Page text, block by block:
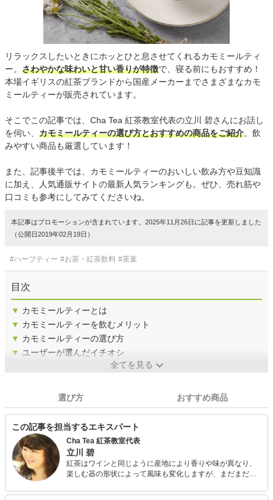
リラックスしたいときにホッとひと息させてくれるカモミールティ
ー。 さわやかな味わいと甘い香りが特徴で、寝る前にもおすすめ！
本場イギリスの紅茶ブランドから国産メーカーまでさまざまなカモ
ミールティーが販売されています。
そこでこの記事では、Cha Tea 紅茶教室代表の立川 碧さんにお話し
を伺い、 カモミールティーの選び方とおすすめの商品をご紹介。飲
みやすい商品も厳選しています！
また、記事後半では、カモミールティーのおいしい飲み方や豆知識
に加え、人気通販サイトの最新人気ランキングも。ぜひ、売れ筋や
口コミも参考にしてみてくださいね。
本記事はプロモーションが含まれています。2025年11月26日に記事を更新しました
（公開日2019年02月19日）
#ハーブティー #お茶・紅茶飲料 #茶葉
目次
▼ カモミールティーとは
▼ カモミールティーを飲むメリット
▼ カモミールティーの選び方
▼ ユーザーが選んだイチオシ
全てを見る
選び方 おすすめ商品
この記事を担当するエキスパート
Cha Tea 紅茶教室代表
立川 碧
紅茶はワインと同じように産地により香りや味が異なり、
楽しむ器の形状によって風味も変化しますが、まだまだ知
まうことが多い飲みものです。 飲む紅茶、文化としての紅